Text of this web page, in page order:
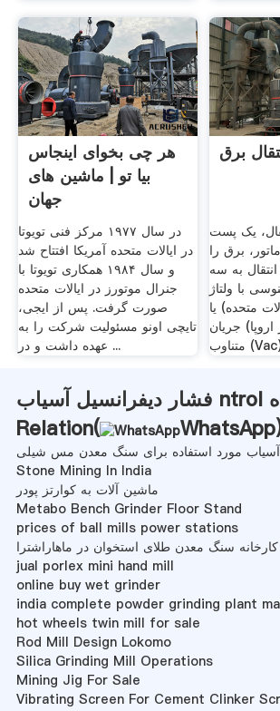
هر چی بخوای اینجاس
بیا تو | ماشین های
جهان
در سال ۱۹۷۷ مرکز فنی تویوتا
در ایالات متحده آمریکا افتتاح شد
و سال ۱۹۸۴ همکاری تویوتا با
جنرال موتورز در ایالات متحده
صورت گرفت. پس از ایجی،
تایچی اونو مسئولیت شرکت را به
عهده داشت و در ...
برق
یک پست
برق را
به سه
با ولتاژ
متحده) یا
اروپا) جریان
فشار دیفرانسیل آسیاب ntrol ایالات متحده
Relation(
WhatsApp
آسیاب مورد استفاده برای سنگ معدن مس شیلی
Stone Mining In India
ماشین آلات به کوارتز پودر
Metabo Bench Grinder Floor Stand
prices of ball mills power stations
کارخانه سنگ معدن طلای استخوان در ماهاراشترا
jual porlex mini hand mill
online buy wet grinder
india complete powder grinding plant
hot wheels twin mill for sale
Rod Mill Design Lokomo
Silica Grinding Mill Operations
Mining Jig For Sale
Vibrating Screen For Cement Clinker